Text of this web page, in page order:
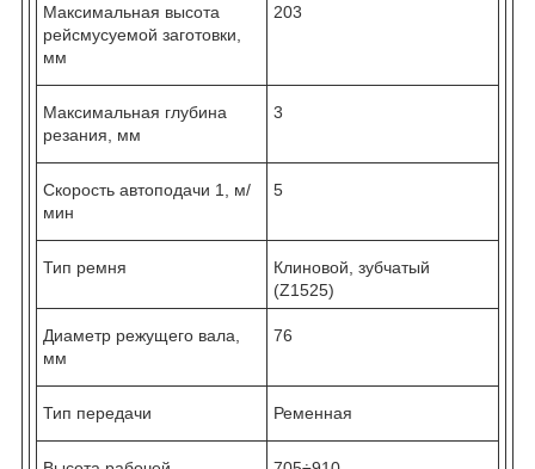
Максимальная высота
рейсмусуемой заготовки,
мм
203
Максимальная глубина
резания, мм
3
Скорость автоподачи 1, м/
мин
5
Тип ремня
Клиновой, зубчатый
(Z1525)
Диаметр режущего вала,
мм
76
Тип передачи Ременная